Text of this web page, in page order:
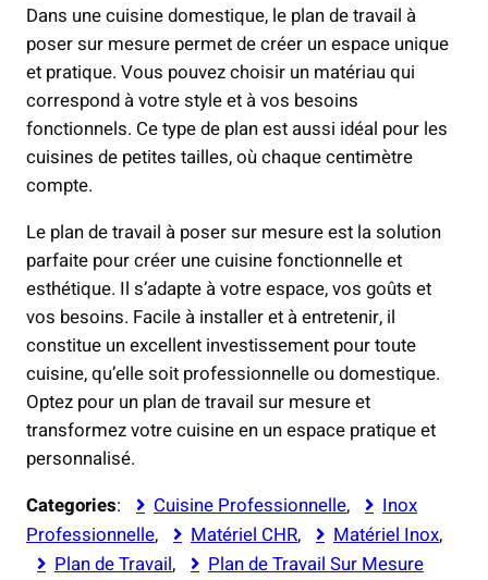
Dans une cuisine domestique, le plan de travail à
poser sur mesure permet de créer un espace unique
et pratique. Vous pouvez choisir un matériau qui
correspond à votre style et à vos besoins
fonctionnels. Ce type de plan est aussi idéal pour les
cuisines de petites tailles, où chaque centimètre
compte.
Le plan de travail à poser sur mesure est la solution
parfaite pour créer une cuisine fonctionnelle et
esthétique. Il s’adapte à votre espace, vos goûts et
vos besoins. Facile à installer et à entretenir, il
constitue un excellent investissement pour toute
cuisine, qu’elle soit professionnelle ou domestique.
Optez pour un plan de travail sur mesure et
transformez votre cuisine en un espace pratique et
personnalisé.
Categories: Cuisine Professionnelle,
Inox
Professionnelle, Matériel CHR, Matériel Inox
Plan de Travail, Plan de Travail Sur Mesure